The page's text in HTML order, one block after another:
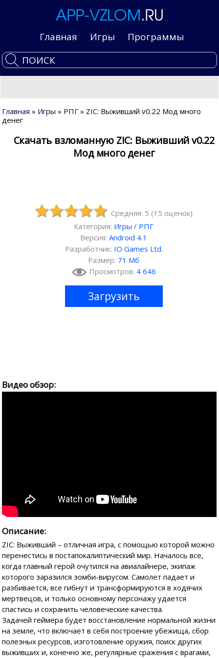
Главная Игры Программы
Главная » Игры » РПГ » ZIC: Выживший v0.22 Мод много
денег
Скачать взломанную ZIC: Выживший v0.22
Мод много денег
Средняя: 5 (15 оценок)
Категория: Игры / РПГ
Версия:Android 4.1
Разработчик: IO Games Ltd.
Размер: 71 Мб
Просмотров: 4 646
Загрузить
Видео обзор:
Описание:
ZIC: Выживший – отличная игра, с помощью которой можно
перенестись в постапокалиптический мир. Началось все,
когда главный герой очутился на авиалайнере, экипаж
которого заразился зомби-вирусом. Самолет падает и
разбивается, все гибнут и трансформируются в ходячих
мертвецов, и только основному персонажу удается
спастись и сохранить человеческие качества.
Задачей геймера будет восстановление нормальной жизни
на земле, что включает в себя построение убежища, сбор
полезных ресурсов, изготовление оружия, поиск других
выживших и, конечно же, регулярные сражения с врагами,